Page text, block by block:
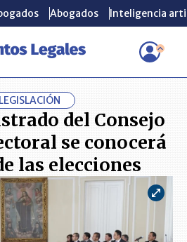
Abogados Inteligencia
Nuevo magistrado del Consejo Nacional
Abogados Inteligencia
LEGISLACIÓN
del Consejo
se conocerá
las elecciones